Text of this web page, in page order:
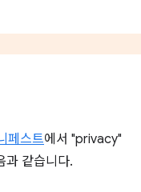
페스트에서 "privacy"
과 같습니다.